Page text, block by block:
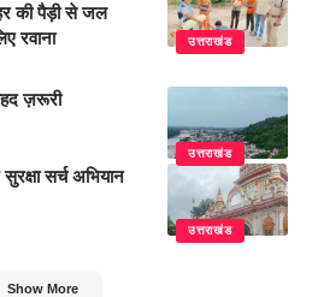
उत्तराखंड
की पैड़ी से जल
रवाना
उत्तराखंड
ज़रूरी
उत्तराखंड
सर्च अभियान
Show More